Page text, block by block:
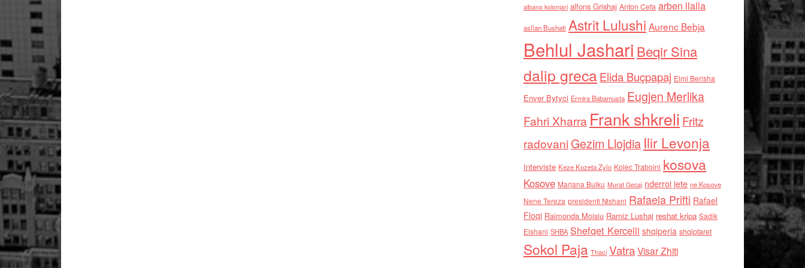
albano kolonjari alfons Grishaj Anton Cefa arben llalla
asllan Bushati Astrit Lulushi Aurenc Bebja
Behlul Jashari Beqir Sina
dalip grecaElida Buçpapaj Elmi Berisha
Enver Bytyci Ermira Babamusta Eugjen Merlika
Fahri Xharra Frank shkreli Fritz
radovaniGezim Llojdia Ilir Levonja
Interviste Keze Kozeta Zylo Kolec Traboini kosova
Kosove Marjana Bulku Murat Gecaj nderroi jete ne Kosove
Nene Tereza presidenti Nishani Rafaela Prifti Rafael
Floqi Raimonda Moisiu Ramiz Lushaj reshat kripa Sadik
Elshani SHBA Shefqet Kercelli shqiperia shqiptaret
Sokol Paja Thaci VatraVisar Zhiti